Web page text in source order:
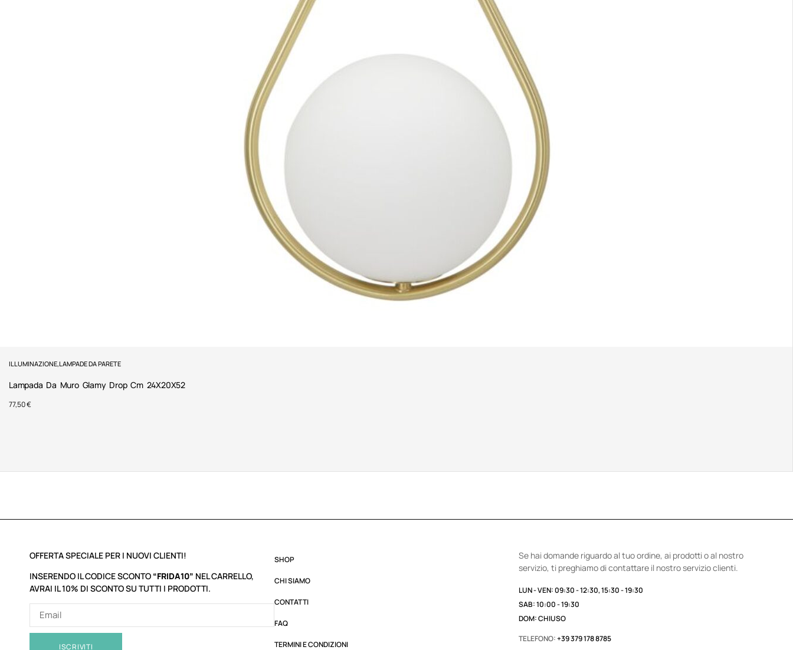
ILLUMINAZIONE,LAMPADE DA PARETE
Lampada Da Muro Glamy Drop Cm 24X20X52
77,50€
OFFERTA SPECIALE PER I NUOVI CLIENTI!
INSERENDO IL CODICE SCONTO “FRIDA10” NEL CARRELLO,
AVRAI IL 10% DI SCONTO SU TUTTI I PRODOTTI.
ISCRIVITI
SHOP
CHI SIAMO
CONTATTI
FAQ
TERMINI E CONDIZIONI
Se hai domande riguardo al tuo ordine, ai prodotti o al nostro
servizio, ti preghiamo di contattare il nostro servizio clienti.
LUN - VEN: 09:30 - 12:30, 15:30 - 19:30
SAB: 10:00 - 19:30
DOM: CHIUSO
TELEFONO:+39 379 178 8785